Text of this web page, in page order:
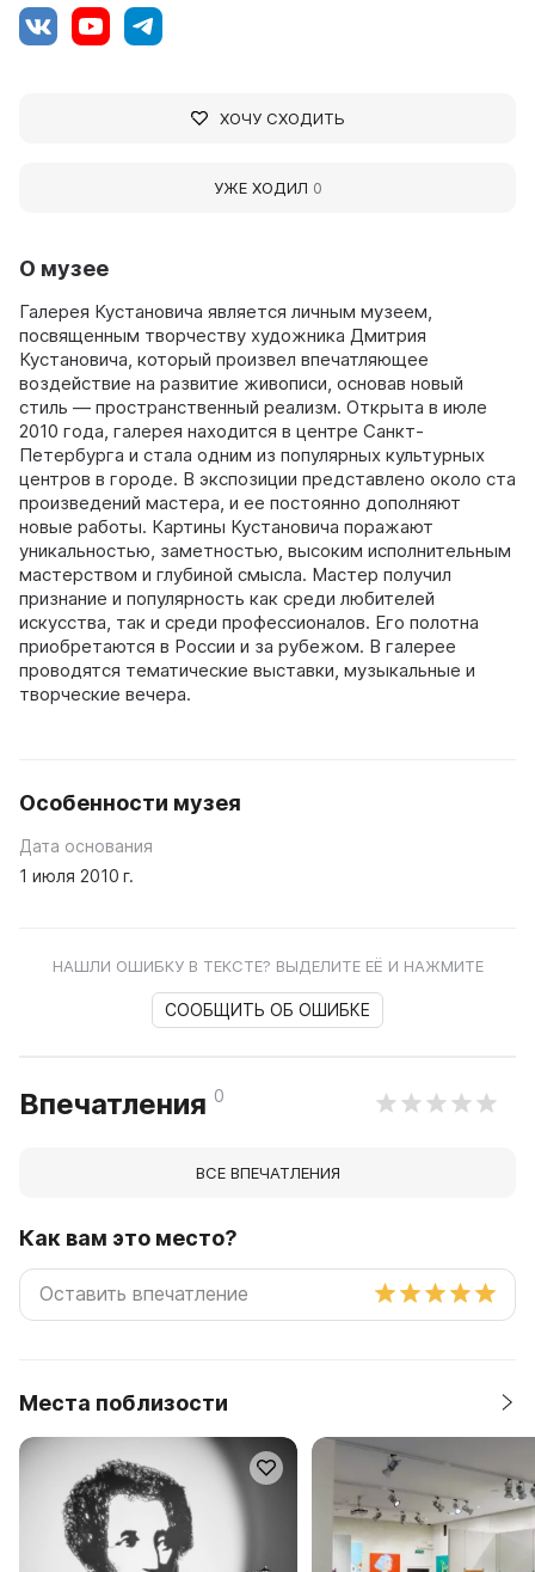
О музее
Галерея Кустановича является личным музеем,
посвященным творчеству художника Дмитрия
Кустановича, который произвел впечатляющее
воздействие на развитие живописи, основав новый
стиль — пространственный реализм. Открыта в июле
2010 года, галерея находится в центре Санкт-
Петербурга и стала одним из популярных культурных
центров в городе. В экспозиции представлено около ста
произведений мастера, и ее постоянно дополняют
новые работы. Картины Кустановича поражают
уникальностью, заметностью, высоким исполнительным
мастерством и глубиной смысла. Мастер получил
признание и популярность как среди любителей
искусства, так и среди профессионалов. Его полотна
приобретаются в России и за рубежом. В галерее
проводятся тематические выставки, музыкальные и
творческие вечера.
Особенности музея
Дата основания
1 июля 2010 г.
НАШЛИ ОШИБКУ В ТЕКСТЕ? ВЫДЕЛИТЕ ЕЁ И НАЖМИТЕ
СООБЩИТЬ ОБ ОШИБКЕ
Впечатления 0
ВСЕ ВПЕЧАТЛЕНИЯ
Как вам это место?
Места поблизости
ХОЧУ СХОДИТЬ
УЖЕ ХОДИЛ 0